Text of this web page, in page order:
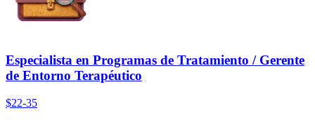
Especialista en Programas de Tratamiento / Gerente
de Entorno Terapéutico
$22-35